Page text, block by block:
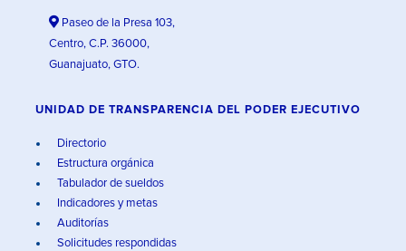
Paseo de la Presa 103,
Centro, C.P. 36000,
Guanajuato, GTO.
UNIDAD DE TRANSPARENCIA DEL PODER EJECUTIVO
Directorio
Estructura orgánica
Tabulador de sueldos
Indicadores y metas
Auditorías
Solicitudes respondidas